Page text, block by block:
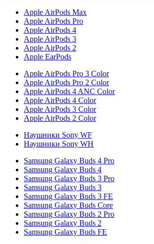
Apple AirPods Max
Apple AirPods Pro
Apple AirPods 4
Apple AirPods 3
Apple AirPods 2
Apple EarPods
Apple AirPods Pro 3 Color
Apple AirPods Pro 2 Color
Apple AirPods 4 ANC Color
Apple AirPods 4 Color
Apple AirPods 3 Color
Apple AirPods 2 Color
Наушники Sony WF
Наушники Sony WH
Samsung Galaxy Buds 4 Pro
Samsung Galaxy Buds 4
Samsung Galaxy Buds 3 Pro
Samsung Galaxy Buds 3
Samsung Galaxy Buds 3 FE
Samsung Galaxy Buds Core
Samsung Galaxy Buds 2 Pro
Samsung Galaxy Buds 2
Samsung Galaxy Buds FE